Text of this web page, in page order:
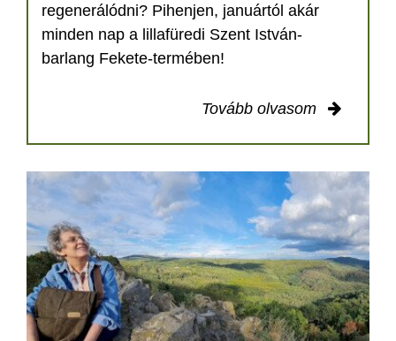
regenerálódni? Pihenjen, januártól akár
minden nap a lillafüredi Szent István-
barlang Fekete-termében!
Tovább olvasom